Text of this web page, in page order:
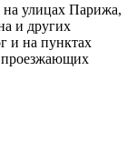
улицах Парижа,
и других
и на пунктах
проезжающих